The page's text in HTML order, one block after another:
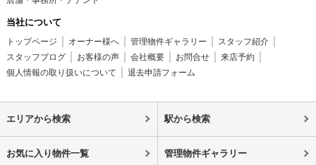
当社について
トップページ オーナー様へ 管理物件ギャラリー
スタッフ紹介
スタッフブログ
お客様の声 会社概要 お問合せ
来店予約
個人情報の取り扱いについて
退去申請フォーム
エリアから検索 駅から検索
お気に入り物件一覧 管理物件ギャラリー